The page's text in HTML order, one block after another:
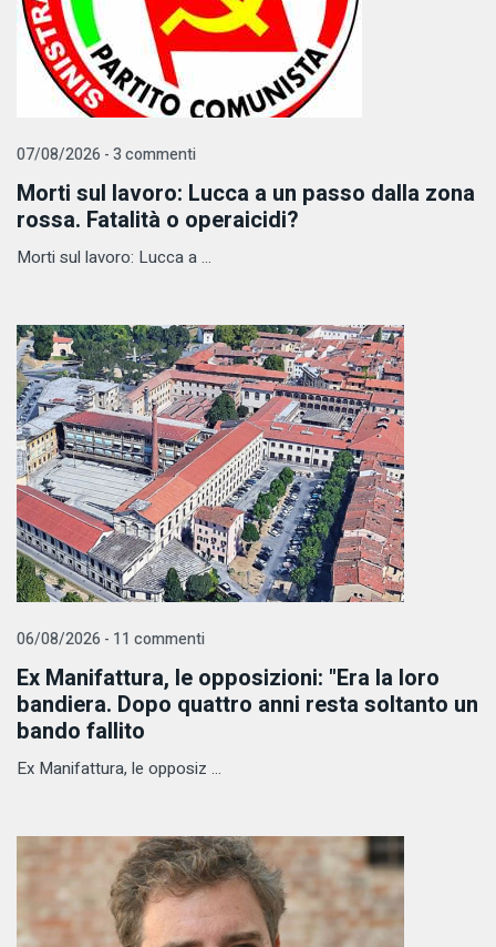
07/08/2026 - 3 commenti
Morti sul lavoro: Lucca a un passo dalla zona
rossa. Fatalità o operaicidi?
Morti sul lavoro: Lucca a ...
06/08/2026 - 11 commenti
Ex Manifattura, le opposizioni: "Era la loro
bandiera. Dopo quattro anni resta soltanto un
bando fallito
Ex Manifattura, le opposiz ...